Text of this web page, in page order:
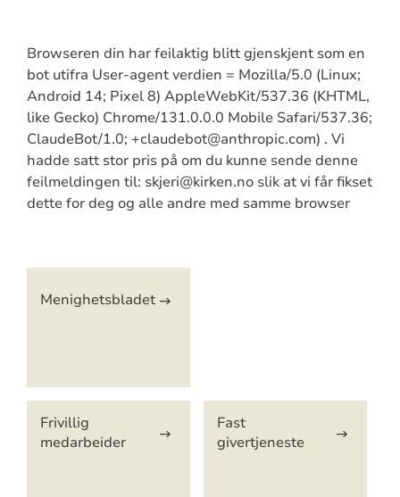
Browseren din har feilaktig blitt gjenskjent som en
bot utifra User-agent verdien = Mozilla/5.0 (Linux;
Android 14; Pixel 8) AppleWebKit/537.36 (KHTML,
like Gecko) Chrome/131.0.0.0 Mobile Safari/537.36;
ClaudeBot/1.0; +claudebot@anthropic.com) . Vi
hadde satt stor pris på om du kunne sende denne
feilmeldingen til: skjeri@kirken.no slik at vi får fikset
dette for deg og alle andre med samme browser
Menighetsbladet
Frivillig
medarbeider
Fast
givertjeneste